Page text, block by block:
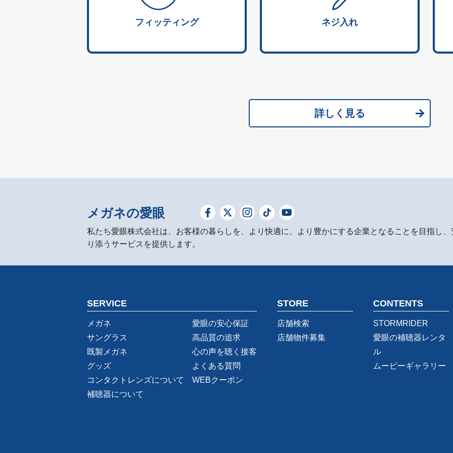
フィッティング ネジ入れ
詳しく見る
メガネの愛眼
私たち愛眼株式会社は、お客様の暮らしを、より快適に、より豊かにする企業となることを目指し
り添うサービスを提供します。
SERVICE
メガネ
サングラス
既製メガネ
グッズ
コンタクトレンズについて
補聴器について
愛眼の安心保証
高品質の追求
心の声を聴く接客
よくある質問
WEBクーポン
STORE
店舗検索
店舗物件募集
CONTENTS
STORMRIDER
愛眼の補聴器レンタ
ル
ムービーギャラリー